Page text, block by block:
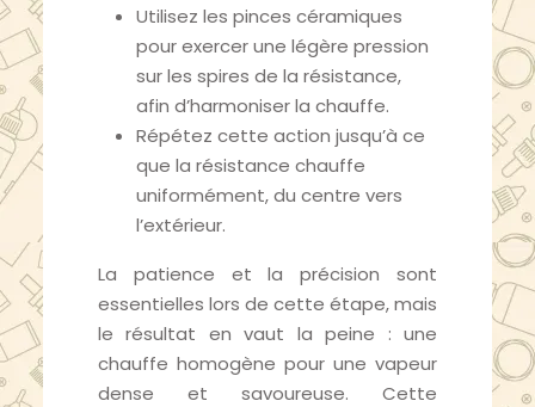
Utilisez les pinces céramiques
pour exercer une légère pression
sur les spires de la résistance,
afin d’harmoniser la chauffe.
Répétez cette action jusqu’à ce
que la résistance chauffe
uniformément, du centre vers
l’extérieur.
La patience et la précision sont
essentielles lors de cette étape, mais
le résultat en vaut la peine : une
chauffe homogène pour une vapeur
dense et savoureuse. Cette